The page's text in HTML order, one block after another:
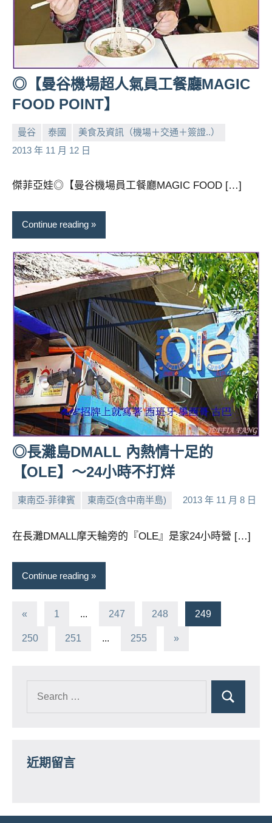
◎【曼谷機場超人氣員工餐廳MAGIC
FOOD POINT】
曼谷 泰國
美食及資訊（機場＋交通＋簽證..）
2013 年 11 月 12 日
小
No
傑菲亞娃◎【曼谷機場員工餐廳MAGIC FOOD […]
Continue reading
◎長灘島DMALL 內熱情十足的
【OLE】～24小時不打烊
東南亞-菲律賓 東南亞(含中南半島) 2013 年 11 月 8 日
在長灘DMALL摩天輪旁的『OLE』是家24小時營 […]
Continue reading
文
章
頁
« Previous
1 ... 247 248 249
250 251 ... 255
Next
»
近期留言